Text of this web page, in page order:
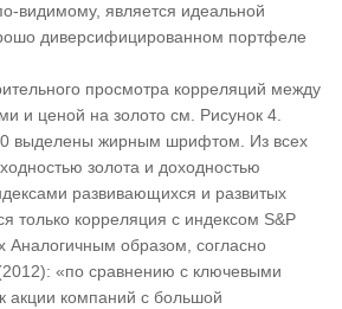
видимому, является идеальной
диверсифицированном портфеле
просмотра корреляций между
и ценой на золото см. Рисунок 4.
выделены жирным шрифтом. Из всех
золота и доходностью
развивающихся и развитых
только корреляция с индексом S&P
Аналогичным образом, согласно
«по сравнению с ключевыми
акции компаний с большой